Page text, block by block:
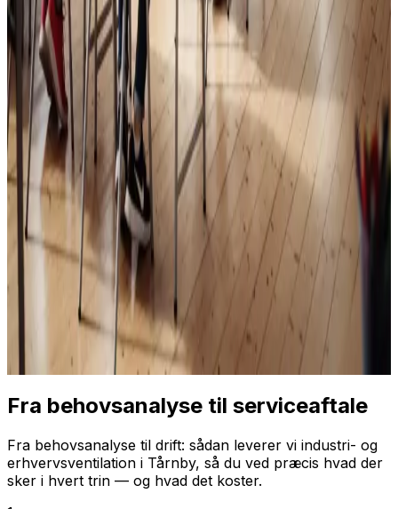
Fra behovsanalyse til serviceaftale
Fra behovsanalyse til drift: sådan leverer vi industri- og
erhvervsventilation i Tårnby, så du ved præcis hvad der
sker i hvert trin — og hvad det koster.